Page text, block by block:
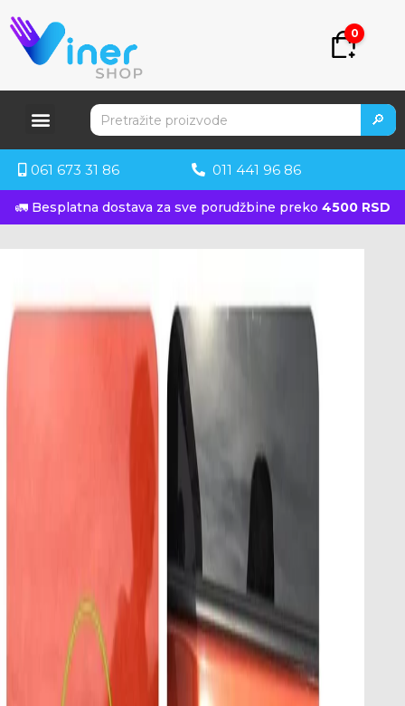
0
🔎
061 673 31 86 011 441 96 86
🚛 Besplatna dostava za sve porudžbine preko 4500 RSD